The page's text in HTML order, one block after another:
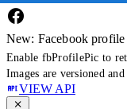
New: Facebook profile
Enable fbProfilePic to
Images are versioned
VIEW API